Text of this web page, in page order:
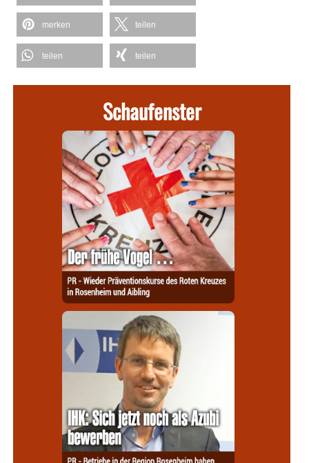
merken teilen
teilen teilen
Schaufenster